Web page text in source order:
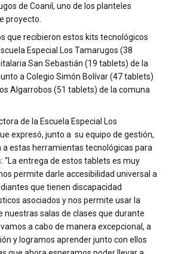
de Coanil, uno de los planteles
proyecto.
que recibieron estos kits tecnológicos
Especial Los Tamarugos (38
San Sebastián (19 tablets) de la
a Colegio Simón Bolívar (47 tablets)
Algarrobos (51 tablets) de la comuna
de la Escuela Especial Los
expresó, junto a su equipo de gestión,
a estas herramientas tecnológicas para
“La entrega de estos tablets es muy
permite darle accesibilidad universal a
que tienen discapacidad
asociados y nos permite usar la
nuestras salas de clases que durante
a cabo de manera excepcional, a
y logramos aprender junto con ellos